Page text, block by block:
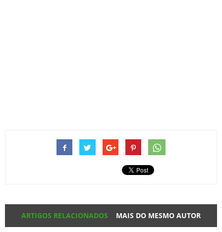
ARTIGOS RELACIONADOS MAIS DO MESMO AUTOR